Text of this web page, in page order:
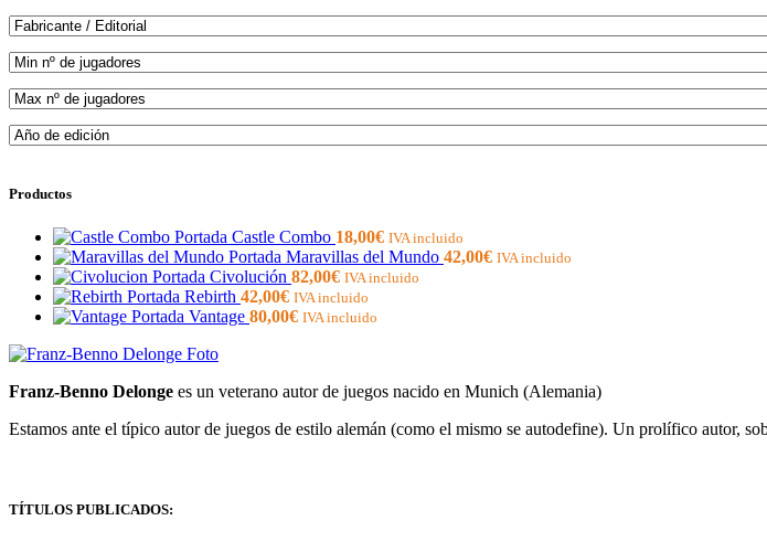
Productos
Castle Combo 18,00€ IVA incluido
Maravillas del Mundo 42,00€ IVA incluido
Civolución 82,00€ IVA incluido
Rebirth 42,00€ IVA incluido
Vantage 80,00€ IVA incluido
Franz-Benno Delonge es un veterano autor de juegos nacido en Munich (Alemania)
Estamos ante el típico autor de juegos de estilo alemán (como el mismo se autodefine). Un prolífico autor,
TÍTULOS PUBLICADOS: